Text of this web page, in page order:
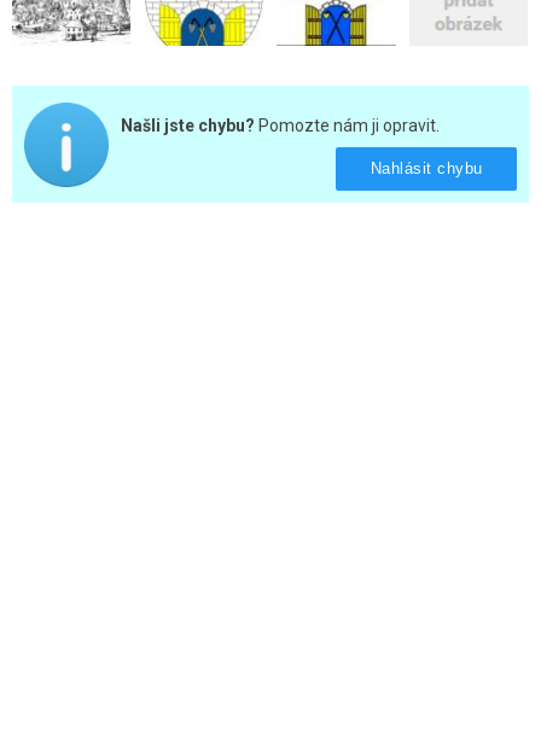
Našli jste chybu? Pomozte nám ji opravit.
Nahlásit chybu